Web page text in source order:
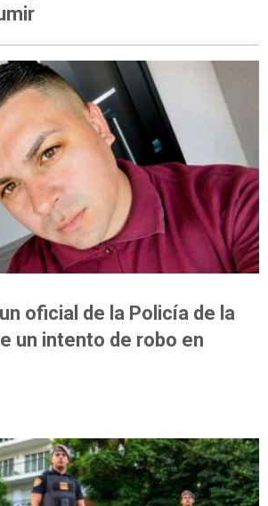
oficial de la Policía de la
un intento de robo en